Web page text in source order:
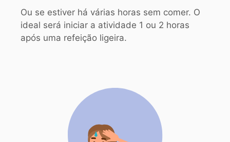
Ou se estiver há várias horas sem comer. O
ideal será iniciar a atividade 1 ou 2 horas
após uma refeição ligeira.